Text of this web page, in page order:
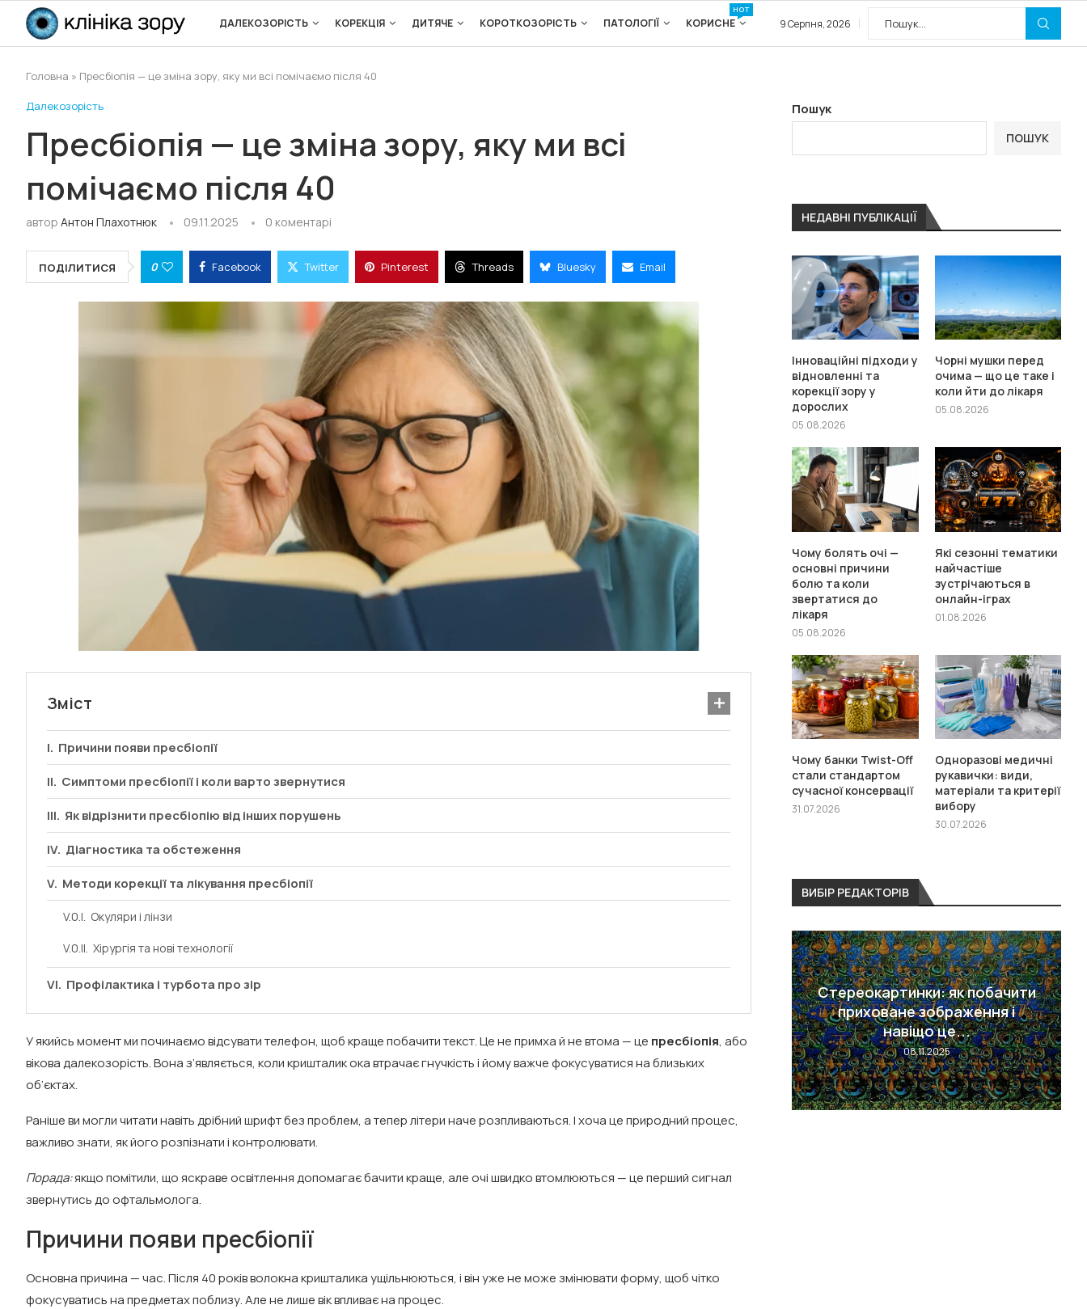
ДАЛЕКОЗОРІСТЬ КОРЕКЦІЯ ДИТЯЧЕ КОРОТКОЗОРІСТЬ ПАТОЛОГІЇ КОРИСНЕ
HOT
9 Серпня, 2026
Головна » Пресбіопія — це зміна зору, яку ми всі помічаємо після 40
Далекозорість
Пресбіопія — це зміна зору, яку ми всі
помічаємо після 40
автор Антон Плахотнюк 09.11.2025 0 коментарі
ПОДІЛИТИСЯ 0 Facebook Twitter Pinterest Threads Bluesky Email
Зміст
Причини появи пресбіопії
Симптоми пресбіопії і коли варто звернутися
Як відрізнити пресбіопію від інших порушень
Діагностика та обстеження
Методи корекції та лікування пресбіопії
Окуляри і лінзи
Хірургія та нові технології
Профілактика і турбота про зір
У якийсь момент ми починаємо відсувати телефон, щоб краще побачити текст. Це не примха й не втома — це пресбіопія, або
вікова далекозорість. Вона з’являється, коли кришталик ока втрачає гнучкість і йому важче фокусуватися на близьких
об’єктах.
Раніше ви могли читати навіть дрібний шрифт без проблем, а тепер літери наче розпливаються. І хоча це природний процес,
важливо знати, як його розпізнати і контролювати.
Порада:якщо помітили, що яскраве освітлення допомагає бачити краще, але очі швидко втомлюються — це перший сигнал
звернутись до офтальмолога.
Причини появи пресбіопії
Основна причина — час. Після 40 років волокна кришталика ущільнюються, і він уже не може змінювати форму, щоб чітко
фокусуватись на предметах поблизу. Але не лише вік впливає на процес.
Пошук
ПОШУК
НЕДАВНІ ПУБЛІКАЦІЇ
Інноваційні підходи у
відновленні та
корекції зору у
дорослих
05.08.2026
Чорні мушки перед
очима — що це таке і
коли йти до лікаря
05.08.2026
Чому болять очі —
основні причини
болю та коли
звертатися до
лікаря
05.08.2026
Які сезонні тематики
найчастіше
зустрічаються в
онлайн-іграх
01.08.2026
Чому банки Twist-Off
стали стандартом
сучасної консервації
31.07.2026
Одноразові медичні
рукавички: види,
матеріали та критерії
вибору
30.07.2026
ВИБІР РЕДАКТОРІВ
08.11.2025
Стереокартинки: як побачити
приховане зображення і
навіщо це...
08.11.2025